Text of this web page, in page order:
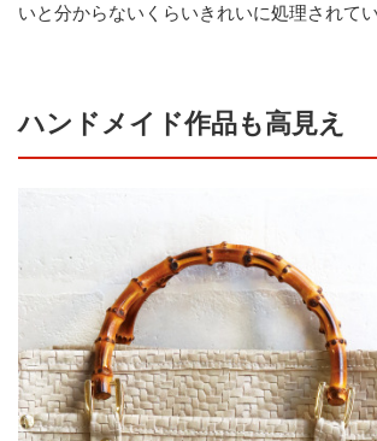
いと分からないくらいきれいに処理されてい
ハンドメイド作品も高見え